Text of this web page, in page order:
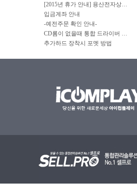
[2015년 휴가 안내] 용산전자상가 여름 휴가 안내
입금계좌 안내
-예전주문 확인 안내-
CD롬이 없을때 통합 드라이버 설치법
추가하드 장착시 포멧 방법